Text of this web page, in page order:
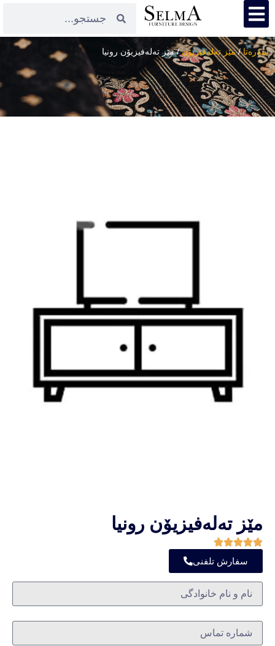
سەرەتا/مێز تەلەفیزیۆن/ مێز تەلەفیزیۆن رونیا
مێز تەلەفیزیۆن رونیا
سفارش تلفنی